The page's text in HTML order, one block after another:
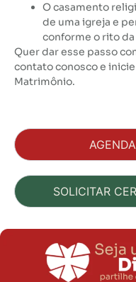
O casamento
de uma igreja e
conforme o rito
Quer dar esse passo
contato conosco e
Matrimônio.
SOLICITAR